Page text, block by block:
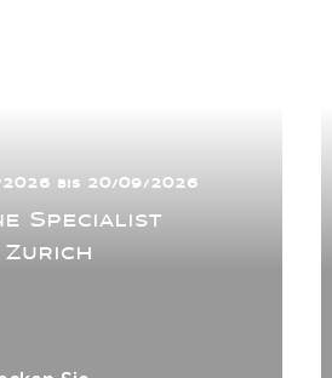
bis 20/09/2026
Specialist
Zurich